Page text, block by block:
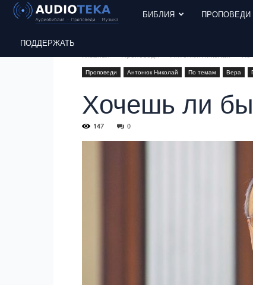
БИБЛИЯ ПРОПОВЕДИ
ПОДДЕРЖАТЬ
Проповеди Антонюк Николай По темам Вера
Хочешь ли
147 0